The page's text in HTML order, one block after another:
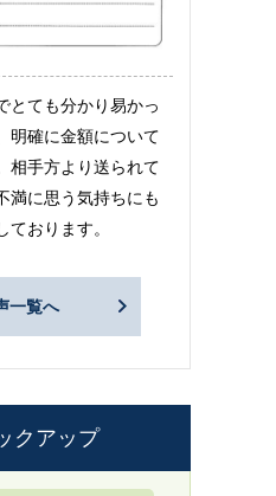
とても分かり易かっ
明確に金額について
相手方より送られて
満に思う気持ちにも
おります。
一覧へ
クアップ